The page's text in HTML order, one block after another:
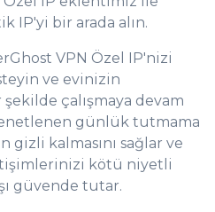
IP'yi bir arada alın.
VPN Özel IP'nizi
ve evinizin
şekilde çalışmaya devam
günlük tutmama
gizli kalmasını sağlar ve
kötü niyetli
güvende tutar.